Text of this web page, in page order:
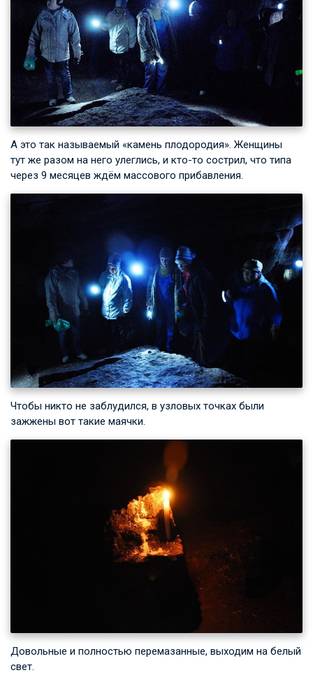
А это так называемый «камень плодородия». Женщины
тут же разом на него улеглись, и кто-то сострил, что типа
через 9 месяцев ждём массового прибавления.
Чтобы никто не заблудился, в узловых точках были
зажжены вот такие маячки.
Довольные и полностью перемазанные, выходим на белый
свет.